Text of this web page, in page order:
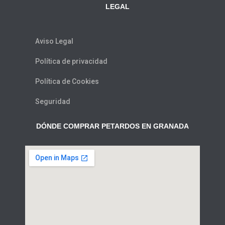
LEGAL
Aviso Legal
Política de privacidad
Política de Cookies
Seguridad
DÓNDE COMPRAR PETARDOS EN GRANADA